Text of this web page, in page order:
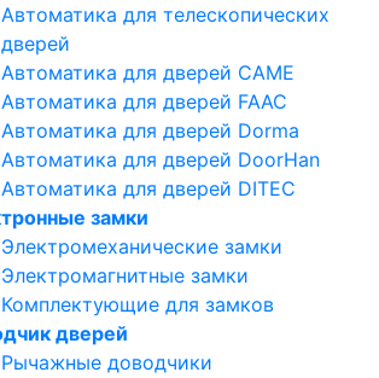
Автоматика для телескопических
дверей
Автоматика для дверей CAME
Автоматика для дверей FAAC
Автоматика для дверей Dorma
Автоматика для дверей DoorHan
Автоматика для дверей DITEC
замки
Электромеханические замки
Электромагнитные замки
Комплектующие для замков
дверей
Рычажные доводчики